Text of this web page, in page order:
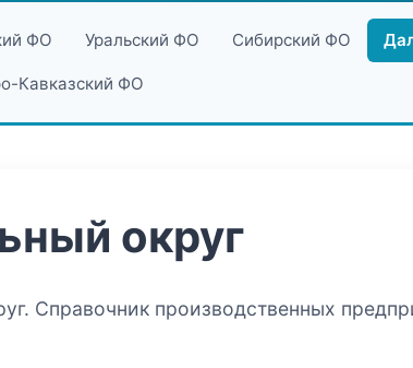
ФО Уральский ФО Сибирский ФО
Кавказский ФО
округ
Справочник производственных